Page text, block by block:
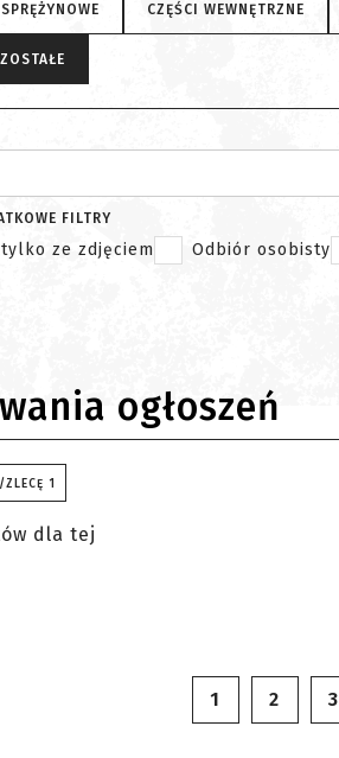
SPRĘŻYNOWE CZĘŚCI WEWNĘTRZNE
FILTRY
tylko ze zdjęciem Odbiór osobisty
ogłoszeń
1
dla tej
1 2 3